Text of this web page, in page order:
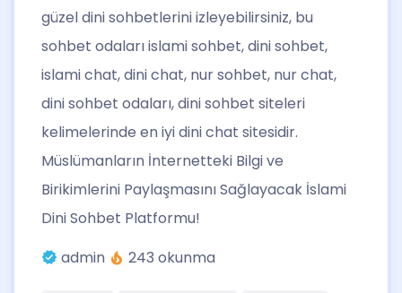
güzel dini sohbetlerini izleyebilirsiniz, bu
sohbet odaları islami sohbet, dini sohbet,
islami chat, dini chat, nur sohbet, nur chat,
dini sohbet odaları, dini sohbet siteleri
kelimelerinde en iyi dini chat sitesidir.
Müslümanların İnternetteki Bilgi ve
Birikimlerini Paylaşmasını Sağlayacak İslami
Dini Sohbet Platformu!
admin
243 okunma